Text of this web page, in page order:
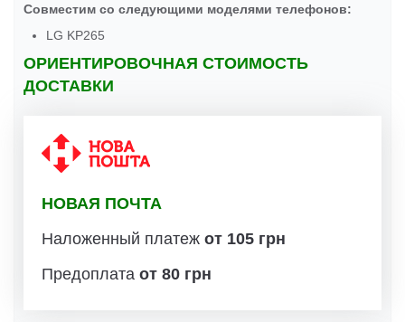
Совместим со следующими моделями телефонов:
LG KP265
ОРИЕНТИРОВОЧНАЯ СТОИМОСТЬ
ДОСТАВКИ
НОВАЯ ПОЧТА
Наложенный платеж от 105 грн
Предоплата от 80 грн